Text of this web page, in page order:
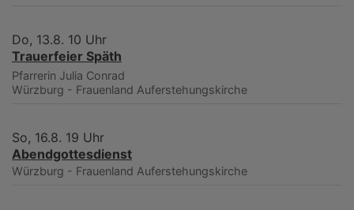
Do, 13.8. 10 Uhr
Trauerfeier Späth
Pfarrerin Julia Conrad
Würzburg - Frauenland Auferstehungskirche
So, 16.8. 19 Uhr
Abendgottesdienst
Würzburg - Frauenland Auferstehungskirche